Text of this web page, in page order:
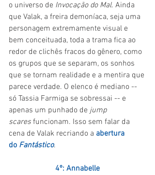
o universo de Invocação do Mal. Ainda
que Valak, a freira demoníaca, seja uma
personagem extremamente visual e
bem conceituada, toda a trama fica ao
redor de clichês fracos do gênero, como
os grupos que se separam, os sonhos
que se tornam realidade e a mentira que
parece verdade. O elenco é mediano --
só Tassia Farmiga se sobressai -- e
apenas um punhado de jump
scares funcionam. Isso sem falar da
cena de Valak recriando a abertura
do Fantástico.
4º: Annabelle